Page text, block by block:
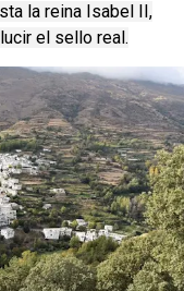
la reina Isabel II,
el sello real.